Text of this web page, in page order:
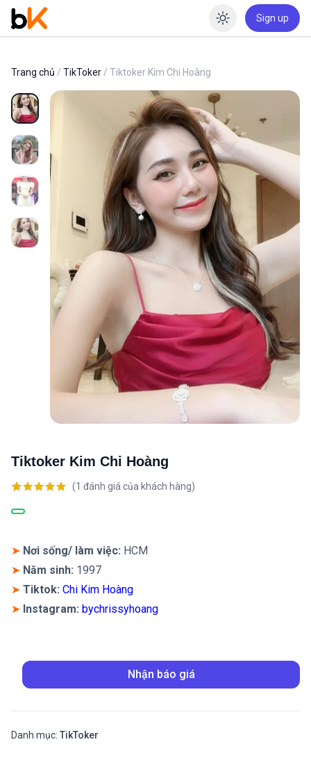
Enable
Sign up
Trang chủ / TikToker / Tiktoker Kim Chi Hoàng
Tiktoker Kim Chi Hoàng
dựa trên
(1 đánh giá của khách hàng)
➤ Nơi sống/ làm việc: HCM
➤ Năm sinh: 1997
➤ Tiktok: Chi Kim Hoàng
➤ Instagram: bychrissyhoang
Nhận báo giá
Danh mục: TikToker